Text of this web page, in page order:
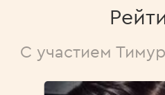
С участием